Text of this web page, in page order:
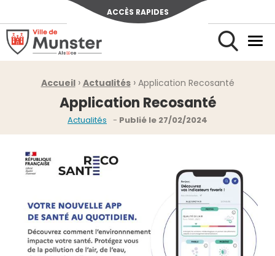
ACCÈS RAPIDES
Ville de Munster (Alsace) Située au cœur de l’Alsace et de
Rechercher
Fil d'Ariane :
Accueil › Actualités › Application Recosanté
Application Recosanté
Actualités Publié le 27/02/2024